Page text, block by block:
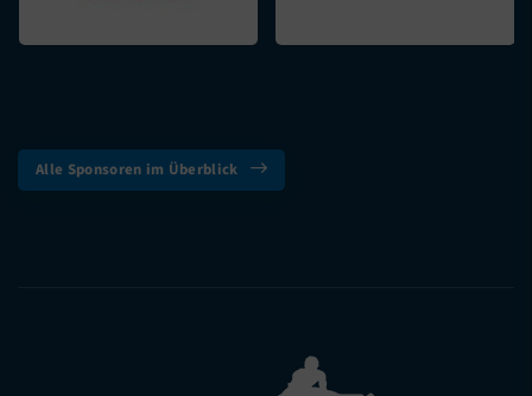
Alle Sponsoren im Überblick